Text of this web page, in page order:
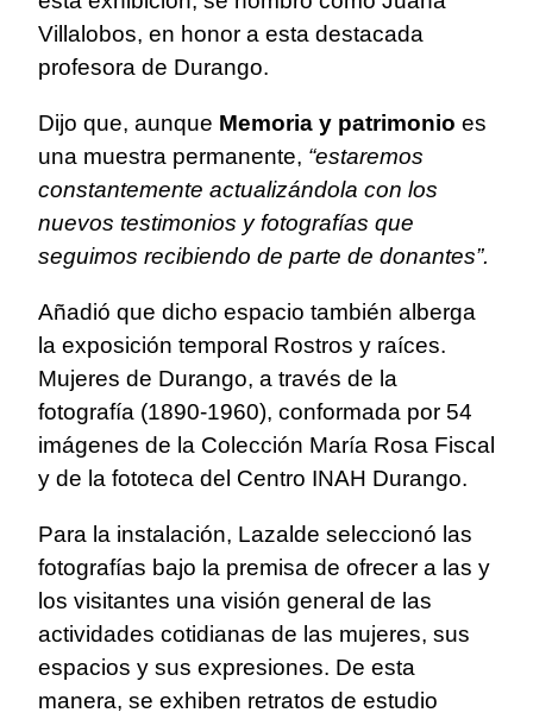
Villalobos, en honor a esta destacada
profesora de Durango.
Dijo que, aunque Memoria y patrimonio es
una muestra permanente, “estaremos
constantemente actualizándola con los
nuevos testimonios y fotografías que
seguimos recibiendo de parte de donantes”.
Añadió que dicho espacio también alberga
la exposición temporal Rostros y raíces.
Mujeres de Durango, a través de la
fotografía (1890-1960), conformada por 54
imágenes de la Colección María Rosa Fiscal
y de la fototeca del Centro INAH Durango.
Para la instalación, Lazalde seleccionó las
fotografías bajo la premisa de ofrecer a las y
los visitantes una visión general de las
actividades cotidianas de las mujeres, sus
espacios y sus expresiones. De esta
manera, se exhiben retratos de estudio